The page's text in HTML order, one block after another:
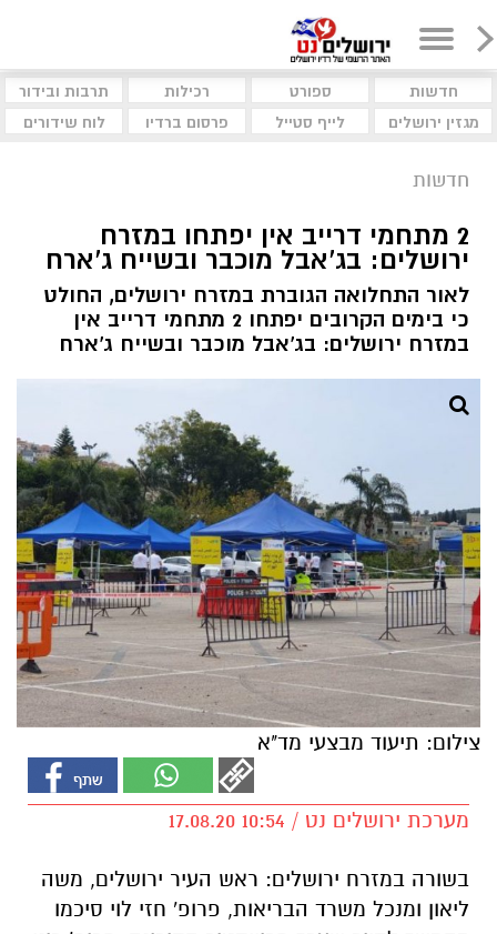
חדשות ספורט רכילות
תרבות ובידור
מגזין ירושלים
לייף סטייל פרסום ברדיו לוח שידורים
חדשות
2 מתחמי דרייב אין יפתחו במזרח
ירושלים: בג'אבל מוכבר ובשייח ג'ארח
לאור התחלואה הגוברת במזרח ירושלים, החולט
כי בימים הקרובים יפתחו 2 מתחמי דרייב אין
במזרח ירושלים: בג'אבל מוכבר ובשייח ג'ארח
צילום: תיעוד מבצעי מד"א
מערכת ירושלים נט / 10:54 17.08.20
בשורה במזרח ירושלים: ראש העיר ירושלים, משה
ליאון ומנכל משרד הבריאות, פרופ' חזי לוי סיכמו